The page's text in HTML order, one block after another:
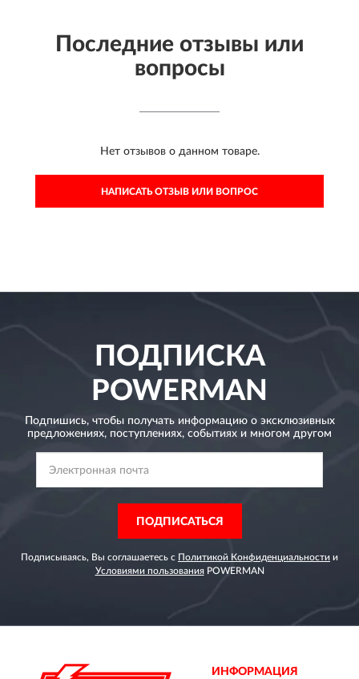
Последние отзывы или
вопросы
Нет отзывов о данном товаре.
НАПИСАТЬ ОТЗЫВ ИЛИ ВОПРОС
ПОДПИСКА
POWERMAN
Подпишись, чтобы получать информацию о эксклюзивных
предложениях, поступлениях, событиях и многом другом
ПОДПИСАТЬСЯ
Подписываясь, Вы соглашаетесь с Политикой Конфиденциальности и
Условиями пользованияPOWERMAN
ИНФОРМАЦИЯ